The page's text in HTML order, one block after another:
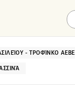
- ΤΡΟΦΊΝΚΟ ΑΕΒΕ